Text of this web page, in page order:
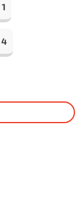
1
4